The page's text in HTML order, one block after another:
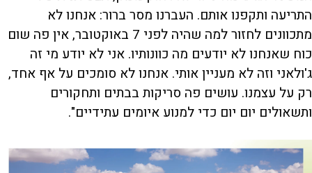
התריעה ותקפנו אותם. העברנו מסר ברור: אנחנו לא
מתכוונים לחזור למה שהיה לפני 7 באוקטובר, אין פה שום
כוח שאנחנו לא יודעים מה כוונותיו. אני לא יודע מי זה
ג'ולאני וזה לא מעניין אותי. אנחנו לא סומכים על אף אחד,
רק על עצמנו. עושים פה סריקות בבתים ותחקורים
ותשאולים יום יום כדי למנוע איומים עתידיים".